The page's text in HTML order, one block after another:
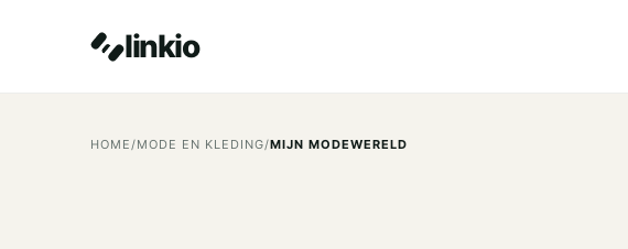
linkio
HOME/MODE EN KLEDING/MIJN MODEWERELD